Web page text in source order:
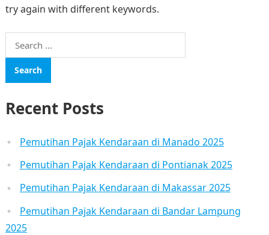
try again with different keywords.
Search
for:
Recent Posts
Pemutihan Pajak Kendaraan di Manado 2025
Pemutihan Pajak Kendaraan di Pontianak 2025
Pemutihan Pajak Kendaraan di Makassar 2025
Pemutihan Pajak Kendaraan di Bandar Lampung
2025